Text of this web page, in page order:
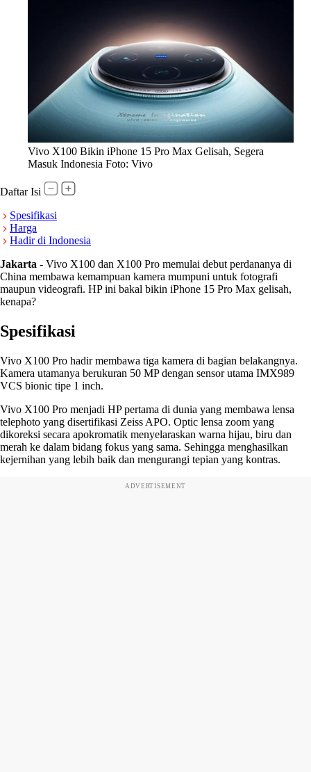
Vivo X100 Bikin iPhone 15 Pro Max Gelisah, Segera
Masuk Indonesia Foto: Vivo
Daftar Isi
Spesifikasi
Harga
Hadir di Indonesia
Jakarta - Vivo X100 dan X100 Pro memulai debut perdananya di
China membawa kemampuan kamera mumpuni untuk fotografi
maupun videografi. HP ini bakal bikin iPhone 15 Pro Max gelisah,
kenapa?
Spesifikasi
Vivo X100 Pro hadir membawa tiga kamera di bagian belakangnya.
Kamera utamanya berukuran 50 MP dengan sensor utama IMX989
VCS bionic tipe 1 inch.
Vivo X100 Pro menjadi HP pertama di dunia yang membawa lensa
telephoto yang disertifikasi Zeiss APO. Optic lensa zoom yang
dikoreksi secara apokromatik menyelaraskan warna hijau, biru dan
merah ke dalam bidang fokus yang sama. Sehingga menghasilkan
kejernihan yang lebih baik dan mengurangi tepian yang kontras.
ADVERTISEMENT